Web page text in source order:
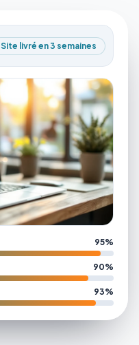
Site livré en 3 semaines
95%
90%
93%